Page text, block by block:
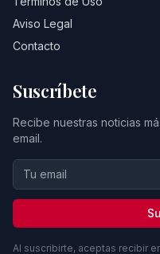
Aviso Legal
Contacto
Suscríbete
Recibe nuestras noticias
email.
Al suscribirte, aceptas recibir